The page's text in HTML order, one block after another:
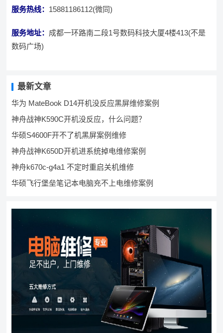
服务热线： 15881186112(微同)
服务地址： 成都一环路南二段1号数码科技大厦4楼413(不是
数码广场)
最新文章
华为 MateBook D14开机没反应黑屏维修案例
神舟战神K590C开机没反应，什么问题？
华硕S4600F开不了机黑屏案例维修
神舟战神K650D开机进系统掉电维修案例
神舟k670c-g4a1 不定时重启关机维修
华硕飞行堡垒笔记本电脑充不上电维修案例